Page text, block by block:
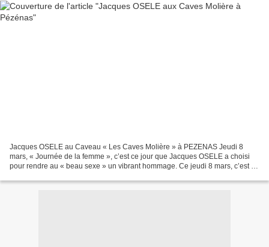
Jacques OSELE au Caveau « Les Caves Molière » à PEZENAS Jeudi 8
mars, « Journée de la femme », c’est ce jour que Jacques OSELE a choisi
pour rendre au « beau sexe » un vibrant hommage. Ce jeudi 8 mars, c’est en